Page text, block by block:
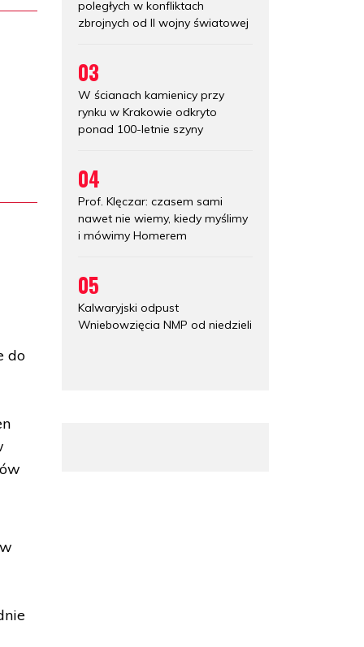
do
poległych w konfliktach
zbrojnych od II wojny światowej
03
W ścianach kamienicy przy
rynku w Krakowie odkryto
ponad 100-letnie szyny
04
Prof. Klęczar: czasem sami
nawet nie wiemy, kiedy myślimy
i mówimy Homerem
05
Kalwaryjski odpust
Wniebowzięcia NMP od niedzieli